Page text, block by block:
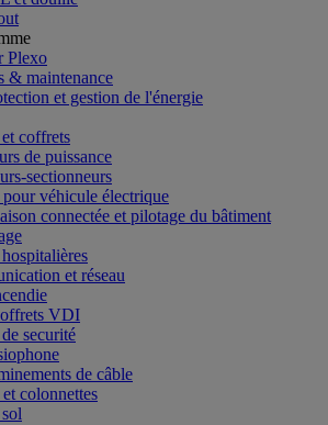
Plexo
& maintenance
et gestion de l'énergie
coffrets
de puissance
sectionneurs
pour véhicule électrique
connectée et pilotage du bâtiment
et réseau
VDI
securité
de câble
colonnettes